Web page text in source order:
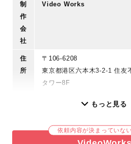
制
作
会
社
Video Works
住
所
〒106-6208
東京都港区六本木3-2-1 住友
タワー8F
10:00〜19:00
もっと見る
依頼内容が決まっていな